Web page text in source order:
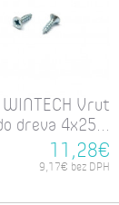
Vrut
dreva 4x25...
11,28€
9,17€ bez DPH